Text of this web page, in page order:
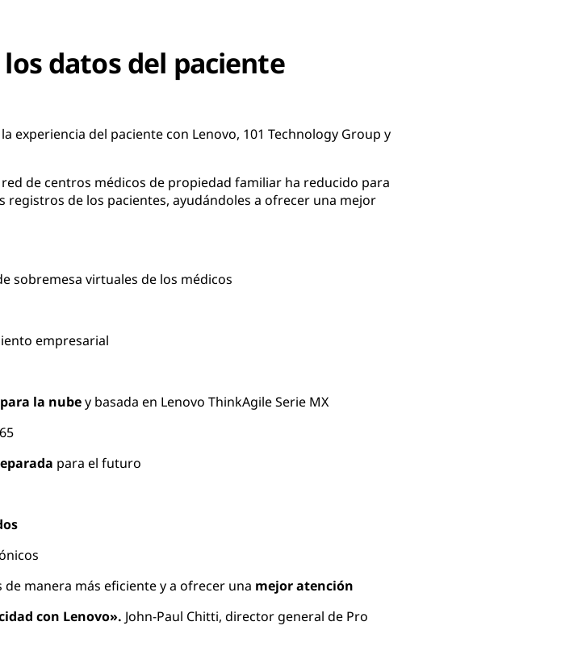
datos del paciente
experiencia del paciente con Lenovo, 101 Technology Group y
de centros médicos de propiedad familiar ha reducido para
registros de los pacientes, ayudándoles a ofrecer una mejor
sobremesa virtuales de los médicos
empresarial
la nubey basada en Lenovo ThinkAgile Serie MX
para el futuro
manera más eficiente y a ofrecer una mejor atención
con Lenovo». John-Paul Chitti, director general de Pro